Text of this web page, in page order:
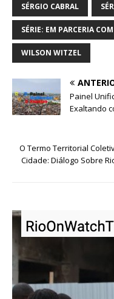
SÉRGIO CABRAL
SÉRIE: EM PARCERIA
WILSON WITZEL
Painel
Exaltando
O Termo Territorial
Cidade: Diálogo Sobre